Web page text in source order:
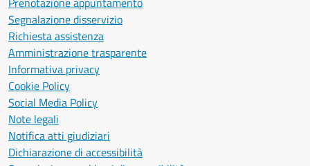
Segnalazione disservizio
Richiesta assistenza
Amministrazione trasparente
Informativa privacy
Cookie Policy
Social Media Policy
Note legali
Notifica atti giudiziari
Dichiarazione di accessibilità